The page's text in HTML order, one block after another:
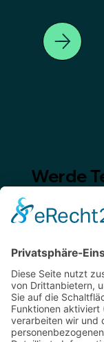
Werde